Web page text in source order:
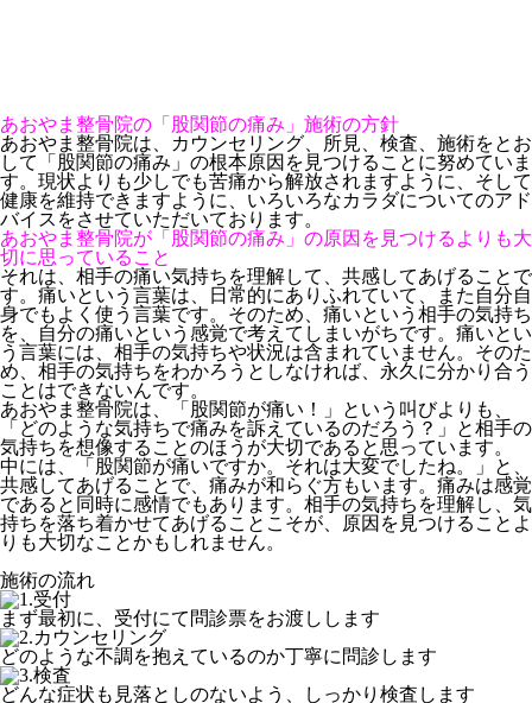
あおやま整骨院の「股関節の痛み」施術の方針
あおやま整骨院は、カウンセリング、所見、検査、施術をとお
して「股関節の痛み」の根本原因を見つけることに努めていま
す。現状よりも少しでも苦痛から解放されますように、そして
健康を維持できますように、いろいろなカラダについてのアド
バイスをさせていただいております。
あおやま整骨院が「股関節の痛み」の原因を見つけるよりも大
切に思っていること
それは、相手の痛い気持ちを理解して、共感してあげることで
す。痛いという言葉は、日常的にありふれていて、また自分自
身でもよく使う言葉です。そのため、痛いという相手の気持ち
を、自分の痛いという感覚で考えてしまいがちです。痛いとい
う言葉には、相手の気持ちや状況は含まれていません。そのた
め、相手の気持ちをわかろうとしなければ、永久に分かり合う
ことはできないんです。
あおやま整骨院は、「股関節が痛い！」という叫びよりも、
「どのような気持ちで痛みを訴えているのだろう？」と相手の
気持ちを想像することのほうが大切であると思っています。
中には、「股関節が痛いですか。それは大変でしたね。」と、
共感してあげることで、痛みが和らぐ方もいます。痛みは感覚
であると同時に感情でもあります。相手の気持ちを理解し、気
持ちを落ち着かせてあげることこそが、原因を見つけることよ
りも大切なことかもしれません。
施術の流れ
まず最初に、受付にて問診票をお渡しします
どのような不調を抱えているのか丁寧に問診します
どんな症状も見落としのないよう、しっかり検査します